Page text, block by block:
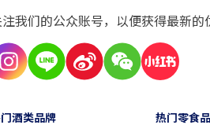
我们的公众账号，以便获得最新的
酒类品牌 热门零食